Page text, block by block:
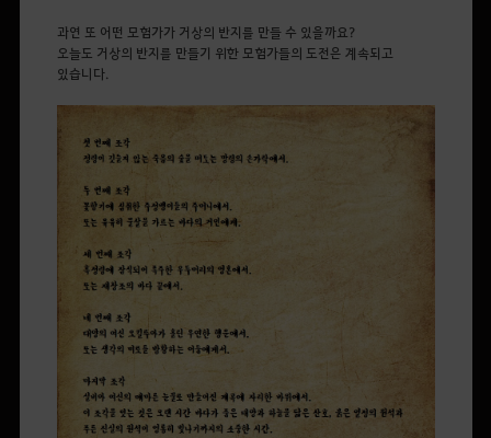
과연 또 어떤 모험가가 거상의 반지를 만들 수 있을까요?
오늘도 거상의 반지를 만들기 위한 모험가들의 도전은 계속되고
있습니다.